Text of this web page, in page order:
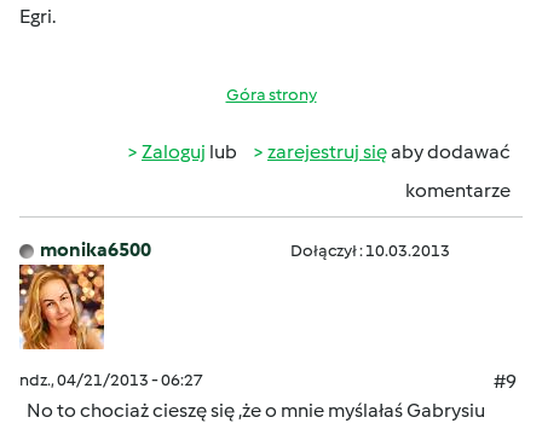
Egri.
Góra strony
Zaloguj lub zarejestruj sięaby dodawać
komentarze
monika6500 Dołączył : 10.03.2013
ndz., 04/21/2013 - 06:27
#9
No to chociaż cieszę się ,że o mnie myślałaś Gabrysiu